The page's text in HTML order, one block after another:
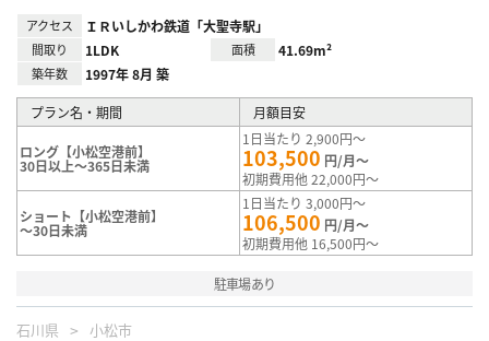
アクセス ＩＲいしかわ鉄道「大聖寺駅」
間取り 1LDK 面積 41.69m²
築年数 1997年 8月 築
プラン名・期間 月額目安
ロング【小松空港前】
30日以上～365日未満
1日当たり 2,900円～
103,500 円/月～
初期費用他 22,000円～
ショート【小松空港前】
～30日未満
1日当たり 3,000円～
106,500 円/月～
初期費用他 16,500円～
駐車場あり
石川県 小松市